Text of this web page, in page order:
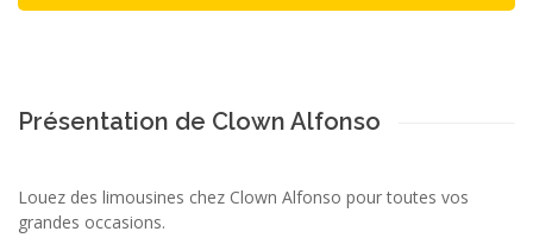
Présentation de Clown Alfonso
Louez des limousines chez Clown Alfonso pour toutes vos
grandes occasions.